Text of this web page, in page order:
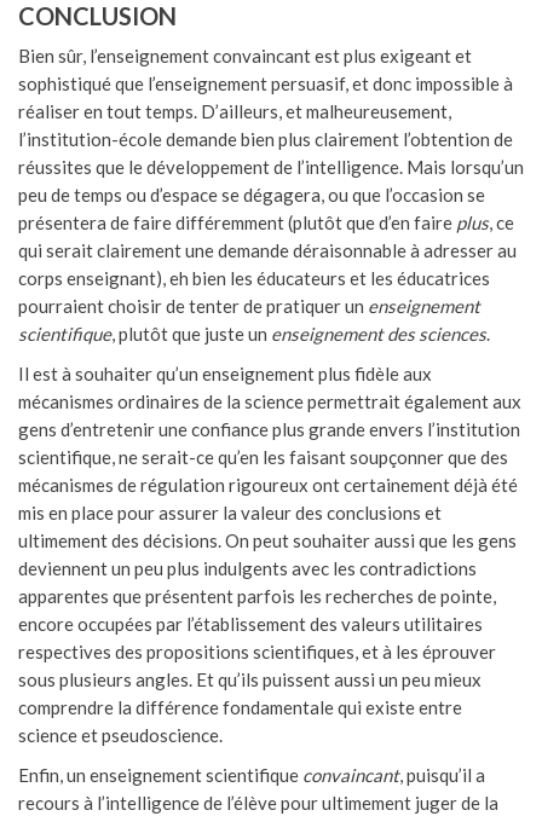
CONCLUSION
Bien sûr, l’enseignement convaincant est plus exigeant et
sophistiqué que l’enseignement persuasif, et donc impossible à
réaliser en tout temps. D’ailleurs, et malheureusement,
l’institution-école demande bien plus clairement l’obtention de
réussites que le développement de l’intelligence. Mais lorsqu’un
peu de temps ou d’espace se dégagera, ou que l’occasion se
présentera de faire différemment (plutôt que d’en faire plus, ce
qui serait clairement une demande déraisonnable à adresser au
corps enseignant), eh bien les éducateurs et les éducatrices
pourraient choisir de tenter de pratiquer un enseignement
scientifique, plutôt que juste un enseignement des sciences.
Il est à souhaiter qu’un enseignement plus fidèle aux
mécanismes ordinaires de la science permettrait également aux
gens d’entretenir une confiance plus grande envers l’institution
scientifique, ne serait-ce qu’en les faisant soupçonner que des
mécanismes de régulation rigoureux ont certainement déjà été
mis en place pour assurer la valeur des conclusions et
ultimement des décisions. On peut souhaiter aussi que les gens
deviennent un peu plus indulgents avec les contradictions
apparentes que présentent parfois les recherches de pointe,
encore occupées par l’établissement des valeurs utilitaires
respectives des propositions scientifiques, et à les éprouver
sous plusieurs angles. Et qu’ils puissent aussi un peu mieux
comprendre la différence fondamentale qui existe entre
science et pseudoscience.
Enfin, un enseignement scientifique convaincant, puisqu’il a
recours à l’intelligence de l’élève pour ultimement juger de la